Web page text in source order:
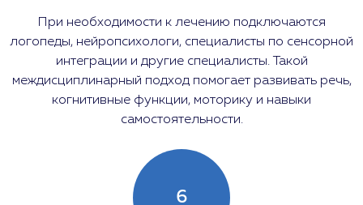
При необходимости к лечению подключаются
логопеды, нейропсихологи, специалисты по сенсорной
интеграции и другие специалисты. Такой
междисциплинарный подход помогает развивать речь,
когнитивные функции, моторику и навыки
самостоятельности.
6